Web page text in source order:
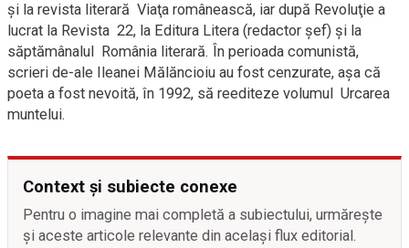
şi la revista literară Viaţa românească, iar după Revoluţie a
lucrat la Revista 22, la Editura Litera (redactor șef) și la
săptămânalul România literară. În perioada comunistă,
scrieri de-ale Ileanei Mălăncioiu au fost cenzurate, aşa că
poeta a fost nevoită, în 1992, să reediteze volumul Urcarea
muntelui.
Context și subiecte conexe
Pentru o imagine mai completă a subiectului, urmărește
și aceste articole relevante din același flux editorial.